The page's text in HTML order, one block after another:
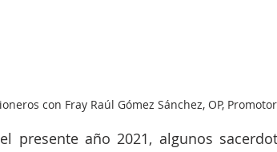
con Fray Raúl Gómez Sánchez, OP,
presente año 2021, algunos